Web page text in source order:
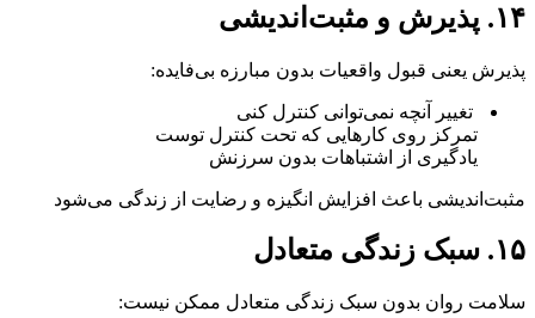
۱۴. پذیرش و مثبت‌اندیشی
پذیرش یعنی قبول واقعیات بدون مبارزه بی‌فایده:
تغییر آنچه نمی‌توانی کنترل کنی
تمرکز روی کارهایی که تحت کنترل توست
یادگیری از اشتباهات بدون سرزنش
مثبت‌اندیشی باعث افزایش انگیزه و رضایت از زندگی می‌شود
۱۵. سبک زندگی متعادل
سلامت روان بدون سبک زندگی متعادل ممکن نیست: